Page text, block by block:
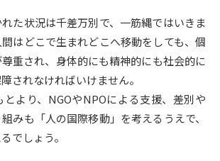
学問発見 学問検索
た状況は千差万別で、一筋縄ではいきま
はどこで生まれどこへ移動をしても、個
重され、身体的にも精神的にも社会的に
されなければいけません。
より、NGOやNPOによる支援、差別や
みも「人の国際移動」を考えるうえで、
でしょう。